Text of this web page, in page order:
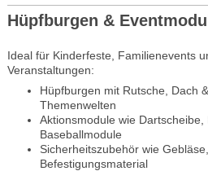
Hüpfburgen &
Ideal für Kinderfeste, Familienevents
Veranstaltungen:
Hüpfburgen mit Rutsche, Dach
Themenwelten
Aktionsmodule wie Dartscheibe,
Baseballmodule
Sicherheitszubehör wie
Befestigungsmaterial